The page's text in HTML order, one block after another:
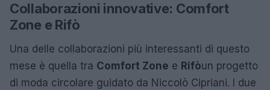
Collaborazioni innovative: Comfort
Zone e Rifò
Una delle collaborazioni più interessanti di questo
mese è quella tra Comfort Zone e Rifòun progetto
di moda circolare guidato da Niccolò Cipriani. I due